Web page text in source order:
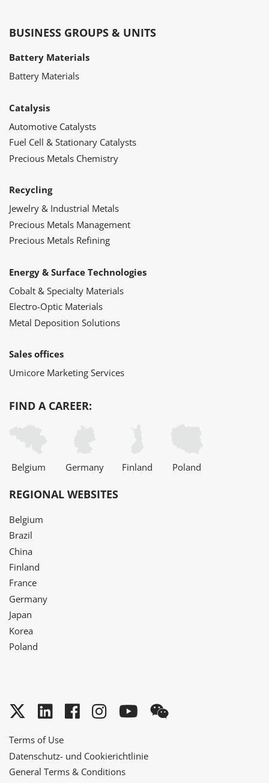
BUSINESS GROUPS & UNITS
Battery Materials
Battery Materials
Catalysis
Automotive Catalysts
Fuel Cell & Stationary Catalysts
Precious Metals Chemistry
Recycling
Jewelry & Industrial Metals
Precious Metals Management
Precious Metals Refining
Energy & Surface Technologies
Cobalt & Specialty Materials
Electro-Optic Materials
Metal Deposition Solutions
Sales offices
Umicore Marketing Services
FIND A CAREER:
Belgium Germany Finland Poland
REGIONAL WEBSITES
Belgium
Brazil
China
Finland
France
Germany
Japan
Korea
Poland
Twitter
LinkedInFacebook
Instagram
YouTube
Terms of Use
Datenschutz- und Cookierichtlinie
General Terms & Conditions